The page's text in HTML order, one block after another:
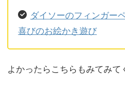
ダイソーのフィンガー
喜びのお絵かき遊び
よかったらこちらもみてみて